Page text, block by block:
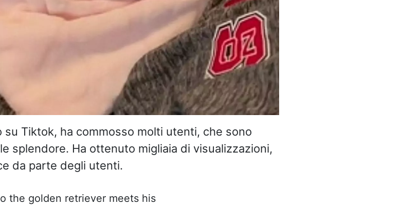
su Tiktok, ha commosso molti utenti, che sono
splendore. Ha ottenuto migliaia di visualizzazioni,
da parte degli utenti.
the golden retriever meets his